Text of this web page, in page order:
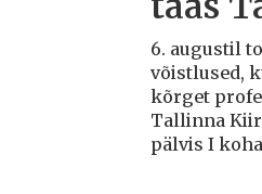
6. augustil
võistlused,
kõrget
Tallinna
pälvis I